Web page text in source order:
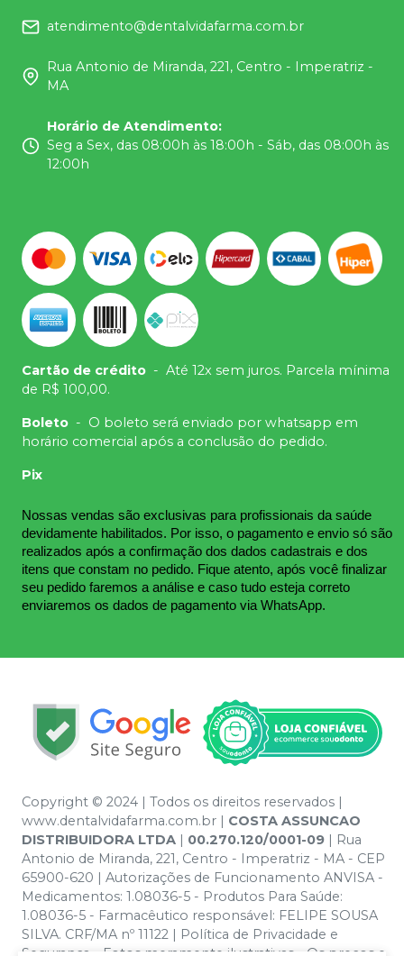
atendimento@dentalvidafarma.com.br
Rua Antonio de Miranda, 221, Centro - Imperatriz -
MA
Horário de Atendimento:
Seg a Sex, das 08:00h às 18:00h - Sáb, das 08:00h às
12:00h
Cartão de crédito - Até 12x sem juros. Parcela mínima
de R$ 100,00.
Boleto - O boleto será enviado por whatsapp em
horário comercial após a conclusão do pedido.
Pix
Nossas vendas são exclusivas para profissionais da saúde
devidamente habilitados. Por isso, o pagamento e envio só são
realizados após a confirmação dos dados cadastrais e dos
itens que constam no pedido. Fique atento, após você finalizar
seu pedido faremos a análise e caso tudo esteja correto
enviaremos os dados de pagamento via WhatsApp.
Copyright © 2024 | Todos os direitos reservados |
www.dentalvidafarma.com.br | COSTA ASSUNCAO
DISTRIBUIDORA LTDA | 00.270.120/0001-09 | Rua
Antonio de Miranda, 221, Centro - Imperatriz - MA - CEP
65900-620 | Autorizações de Funcionamento ANVISA -
Medicamentos: 1.08036-5 - Produtos Para Saúde:
1.08036-5 - Farmacêutico responsável: FELIPE SOUSA
SILVA. CRF/MA nº 11122 | Política de Privacidade e